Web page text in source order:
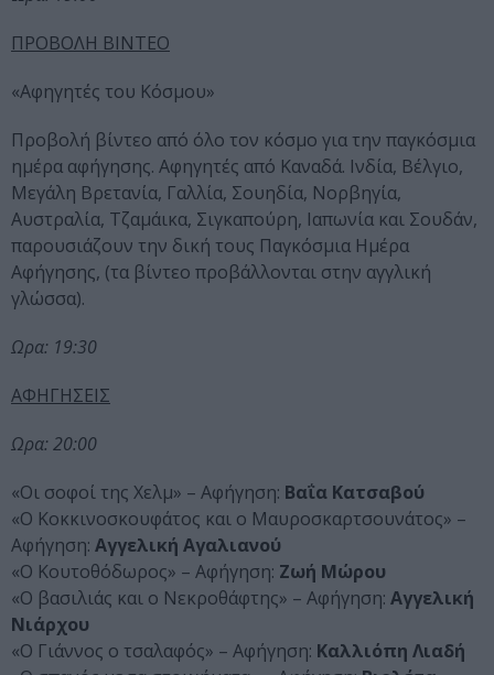
ΠΡΟΒΟΛΗ ΒΙΝΤΕΟ
«Αφηγητές του Κόσμου»
Προβολή βίντεο από όλο τον κόσμο για την παγκόσμια
ημέρα αφήγησης. Αφηγητές από Καναδά. Ινδία, Βέλγιο,
Μεγάλη Βρετανία, Γαλλία, Σουηδία, Νορβηγία,
Αυστραλία, Τζαμάικα, Σιγκαπούρη, Ιαπωνία και Σουδάν,
παρουσιάζουν την δική τους Παγκόσμια Ημέρα
Αφήγησης, (τα βίντεο προβάλλονται στην αγγλική
γλώσσα).
Ωρα: 19:30
ΑΦΗΓΗΣΕΙΣ
Ωρα: 20:00
«Οι σοφοί της Χελμ» – Αφήγηση: Βαΐα Κατσαβού
«Ο Κοκκινοσκουφάτος και ο Μαυροσκαρτσουνάτος» –
Αφήγηση: Αγγελική Αγαλιανού
«Ο Κουτοθόδωρος» – Αφήγηση: Ζωή Μώρου
«Ο βασιλιάς και ο Νεκροθάφτης» – Αφήγηση: Αγγελική
Νιάρχου
«Ο Γιάννος ο τσαλαφός» – Αφήγηση: Καλλιόπη Λιαδή